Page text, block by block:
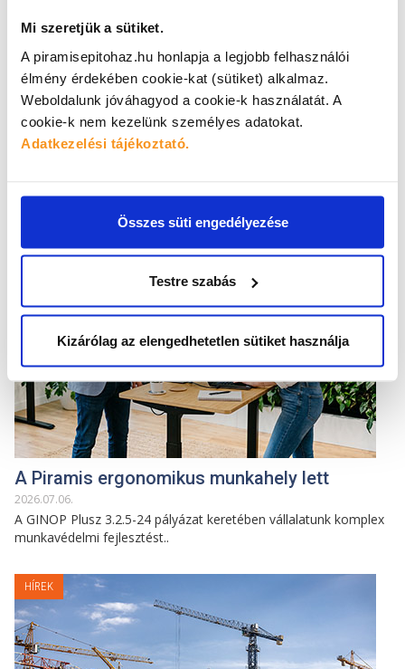
Mi szeretjük a sütiket.
A piramisepitohaz.hu honlapja a legjobb felhasználói
élmény érdekében cookie-kat (sütiket) alkalmaz.
Weboldalunk jóváhagyod a cookie-k használatát. A
cookie-k nem kezelünk személyes adatokat.
Adatkezelési tájékoztató.
Összes süti engedélyezése
Testre szabás
Kizárólag az elengedhetetlen sütiket használja
Hogyan válassz bioklimatikus pergolát?
2026.07.22.
A Piramis ergonomikus munkahely lett
2026.07.06.
A GINOP Plusz 3.2.5-24 pályázat keretében vállalatunk komplex
munkavédelmi fejlesztést..
HÍREK